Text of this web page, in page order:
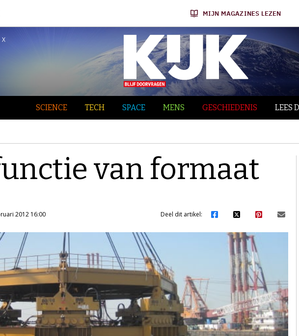
MIJN MAGAZINES LEZEN
X
SCIENCE TECH SPACE MENS GESCHIEDENIS LEES
van formaat
2012 16:00 Deel dit artikel: